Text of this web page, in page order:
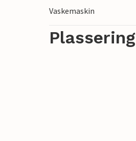
Vaskemaskin
Plassering